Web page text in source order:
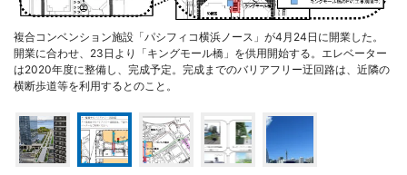
複合コンベンション施設「パシフィコ横浜ノース」が4月24日に開業した。
開業に合わせ、23日より「キングモール橋」を供用開始する。エレベーター
は2020年度に整備し、完成予定。完成までのバリアフリー迂回路は、近隣の
横断歩道等を利用するとのこと。